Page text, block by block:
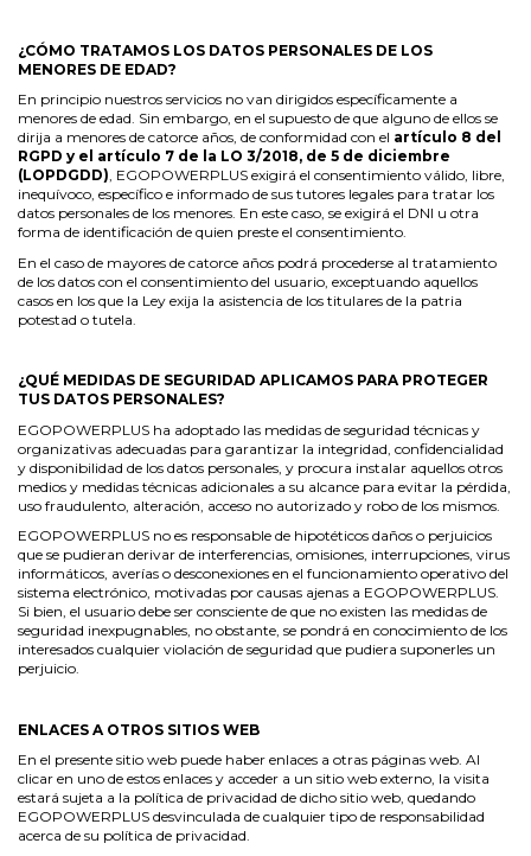
¿CÓMO TRATAMOS LOS DATOS PERSONALES DE LOS
MENORES DE EDAD?
En principio nuestros servicios no van dirigidos específicamente a
menores de edad. Sin embargo, en el supuesto de que alguno de ellos se
dirija a menores de catorce años, de conformidad con el artículo 8 del
RGPD y el artículo 7 de la LO 3/2018, de 5 de diciembre
(LOPDGDD), EGOPOWERPLUS exigirá el consentimiento válido, libre,
inequívoco, específico e informado de sus tutores legales para tratar los
datos personales de los menores. En este caso, se exigirá el DNI u otra
forma de identificación de quien preste el consentimiento.
En el caso de mayores de catorce años podrá procederse al tratamiento
de los datos con el consentimiento del usuario, exceptuando aquellos
casos en los que la Ley exija la asistencia de los titulares de la patria
potestad o tutela.
¿QUÉ MEDIDAS DE SEGURIDAD APLICAMOS PARA PROTEGER
TUS DATOS PERSONALES?
EGOPOWERPLUS ha adoptado las medidas de seguridad técnicas y
organizativas adecuadas para garantizar la integridad, confidencialidad
y disponibilidad de los datos personales, y procura instalar aquellos otros
medios y medidas técnicas adicionales a su alcance para evitar la pérdida,
uso fraudulento, alteración, acceso no autorizado y robo de los mismos.
EGOPOWERPLUS no es responsable de hipotéticos daños o perjuicios
que se pudieran derivar de interferencias, omisiones, interrupciones, virus
informáticos, averías o desconexiones en el funcionamiento operativo del
sistema electrónico, motivadas por causas ajenas a EGOPOWERPLUS.
Si bien, el usuario debe ser consciente de que no existen las medidas de
seguridad inexpugnables, no obstante, se pondrá en conocimiento de los
interesados cualquier violación de seguridad que pudiera suponerles un
perjuicio.
ENLACES A OTROS SITIOS WEB
En el presente sitio web puede haber enlaces a otras páginas web. Al
clicar en uno de estos enlaces y acceder a un sitio web externo, la visita
estará sujeta a la política de privacidad de dicho sitio web, quedando
EGOPOWERPLUS desvinculada de cualquier tipo de responsabilidad
acerca de su política de privacidad.